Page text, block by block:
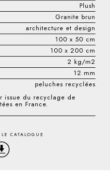
Plush
Granite brun
architecture et design
100 x 50 cm
100 x 200 cm
2 kg/m2
12 mm
peluches recyclées
issue du recyclage de
en France.
CATALOGUE